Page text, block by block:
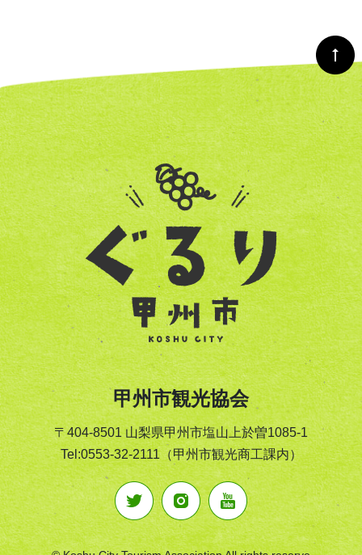
甲州市観光協会
〒404-8501 山梨県甲州市塩山上於曽1085-1
Tel:0553-32-2111（甲州市観光商工課内）